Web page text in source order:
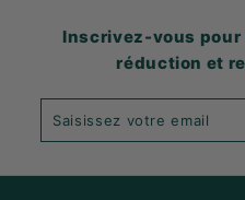
Inscrivez-vous pour
réduction et